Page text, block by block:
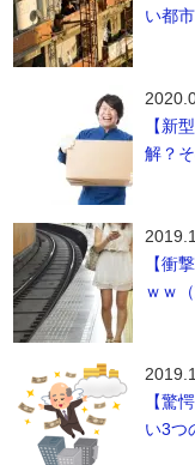
い都市
【新
解？
【衝
ｗｗ
【驚
い3つ